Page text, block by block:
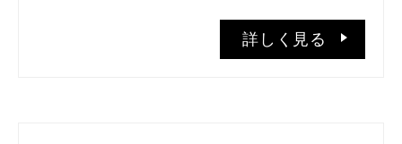
詳しく見る